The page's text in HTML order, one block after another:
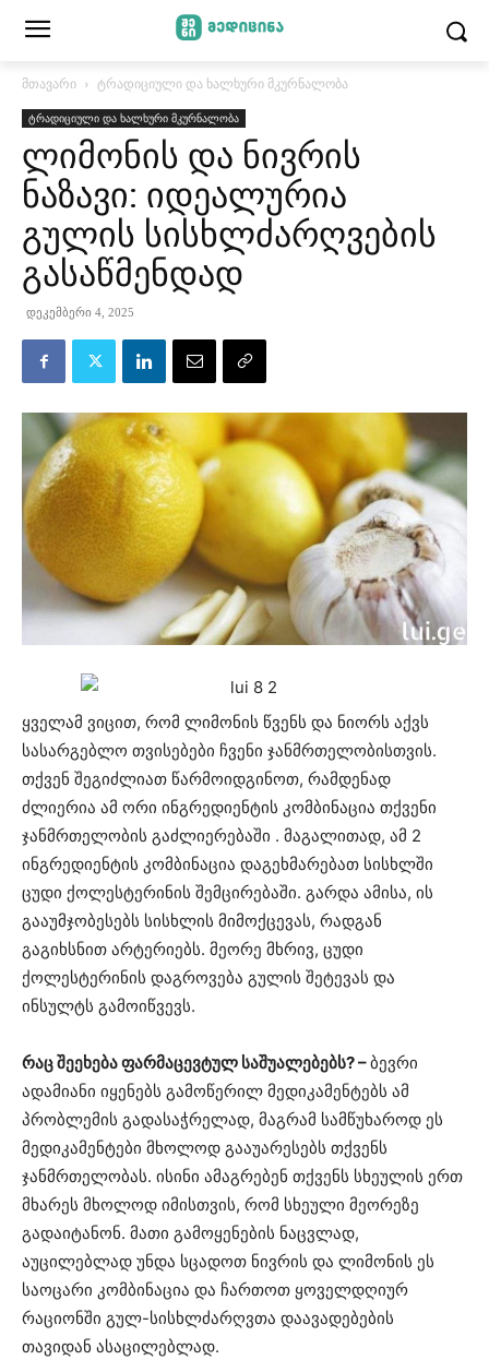
მთავარი ტრადიციული და ხალხური მკურნალობა
ტრადიციული და ხალხური მკურნალობა
ლიმონის და ნივრის
ნაზავი: იდეალურია
გულის სისხლძარღვების
გასაწმენდად
დეკემბერი 4, 2025
ყველამ ვიცით, რომ ლიმონის წვენს და ნიორს აქვს
სასარგებლო თვისებები ჩვენი ჯანმრთელობისთვის.
თქვენ შეგიძლიათ წარმოიდგინოთ, რამდენად
ძლიერია ამ ორი ინგრედიენტის კომბინაცია თქვენი
ჯანმრთელობის გაძლიერებაში . მაგალითად, ამ 2
ინგრედიენტის კომბინაცია დაგეხმარებათ სისხლში
ცუდი ქოლესტერინის შემცირებაში. გარდა ამისა, ის
გააუმჯობესებს სისხლის მიმოქცევას, რადგან
გაგიხსნით არტერიებს. მეორე მხრივ, ცუდი
ქოლესტერინის დაგროვება გულის შეტევას და
ინსულტს გამოიწვევს.
რაც შეეხება ფარმაცევტულ საშუალებებს? –ბევრი
ადამიანი იყენებს გამოწერილ მედიკამენტებს ამ
პრობლემის გადასაჭრელად, მაგრამ სამწუხაროდ ეს
მედიკამენტები მხოლოდ გააუარესებს თქვენს
ჯანმრთელობას. ისინი ამაგრებენ თქვენს სხეულის ერთ
მხარეს მხოლოდ იმისთვის, რომ სხეული მეორეზე
გადაიტანონ. მათი გამოყენების ნაცვლად,
აუცილებლად უნდა სცადოთ ნივრის და ლიმონის ეს
საოცარი კომბინაცია და ჩართოთ ყოველდღიურ
რაციონში გულ-სისხლძარღვთა დაავადებების
თავიდან ასაცილებლად.